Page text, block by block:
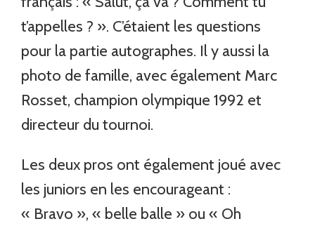
t’appelles ? ». C’étaient les questions
pour la partie autographes. Il y aussi la
photo de famille, avec également Marc
Rosset, champion olympique 1992 et
directeur du tournoi.
Les deux pros ont également joué avec
les juniors en les encourageant :
« Bravo », « belle balle » ou « Oh